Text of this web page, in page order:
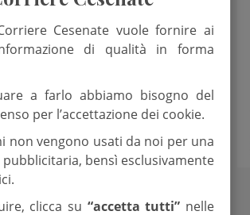
80, Luca
Golinucci 70,
70, Michele Mosconi
65, Gabriele Rinaldi
Giacomo Zarri 86, Renwei
Cesenate vuole fornire ai
di qualità in forma
a farlo abbiamo bisogno del
per l’accettazione dei cookie.
non vengono usati da noi per una
bensì esclusivamente
clicca su “accetta tutti” nelle